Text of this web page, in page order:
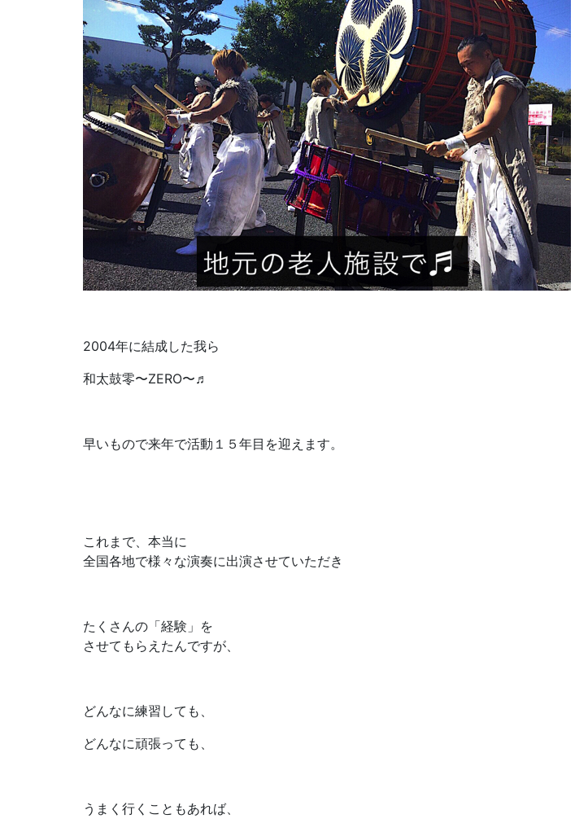
2004年に結成した我ら
和太鼓零〜ZERO〜♬
早いもので来年で活動１５年目を迎えます。
これまで、本当に
全国各地で様々な演奏に出演させていただき
たくさんの「経験」を
させてもらえたんですが、
どんなに練習しても、
どんなに頑張っても、
うまく行くこともあれば、